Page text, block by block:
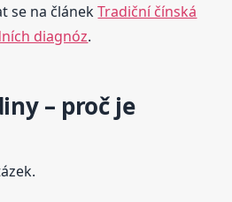
se na článekTradiční čínská
diagnóz.
– proč je